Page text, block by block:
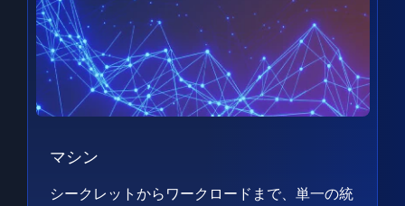
マシン
シークレットからワークロードまで、単一の統